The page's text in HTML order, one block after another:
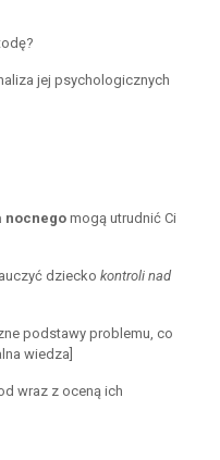
jej psychologicznych
nocnegomogą utrudnić Ci
dziecko kontroli nad
podstawy problemu, co
wiedza]
wraz z oceną ich